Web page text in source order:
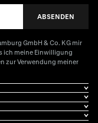
ABSENDEN
GmbH & Co. KG mir
ich meine Einwilligung
zur Verwendung meiner